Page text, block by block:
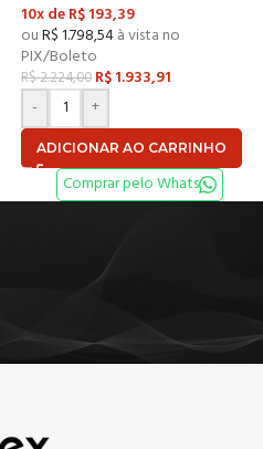
GRF502/4INSPV Cinza e Branco –
Pandin
10x deR$193,39
ouR$1.798,54à vista no
PIX/Boleto
R$2.224,00 R$1.933,91
-
+
ADICIONAR AO CARRINHO
Comprar pelo Whats